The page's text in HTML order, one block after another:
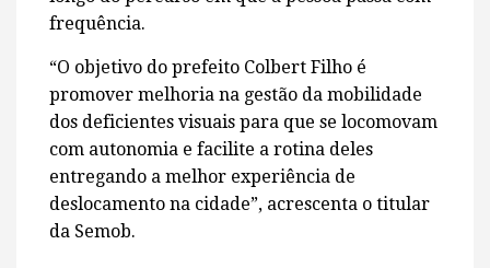
frequência.
“O objetivo do prefeito Colbert Filho é
promover melhoria na gestão da mobilidade
dos deficientes visuais para que se locomovam
com autonomia e facilite a rotina deles
entregando a melhor experiência de
deslocamento na cidade”, acrescenta o titular
da Semob.